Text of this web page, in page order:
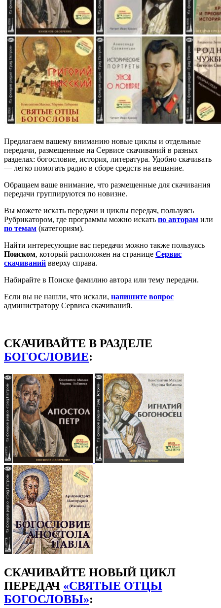
Предлагаем вашему вниманию новые циклы и отдельные
передачи, размещенные на Сервисе скачиваний в разных
разделах: богословие, история, литература. Удобно скачивать
— легко помогать радио в сборе средств на вещание.
Обращаем ваше внимание, что размещенные для скачивания
передачи группируются по новизне.
Вы можете искать передачи и циклы передач, пользуясь
Рубрикатором, где программы можно искать по авторам или
по темам (категориям).
Найти интересующие вас передачи можно также пользуясь
Поиском, который расположен на странице Сервис
скачиваний вверху справа.
Набирайте в Поиске фамилию автора или тему передачи.
Если вы не нашли, что искали, напишите вопрос
администратору Сервиса скачиваний.
СКАЧИВАЙТЕ В РАЗДЕЛЕ
БОГОСЛОВИЕ:
СКАЧИВАЙТЕ НОВЫЙ ЦИКЛ
ПЕРЕДАЧ «СВЯТЫЕ ОТЦЫ
БОГОСЛОВЫ»: